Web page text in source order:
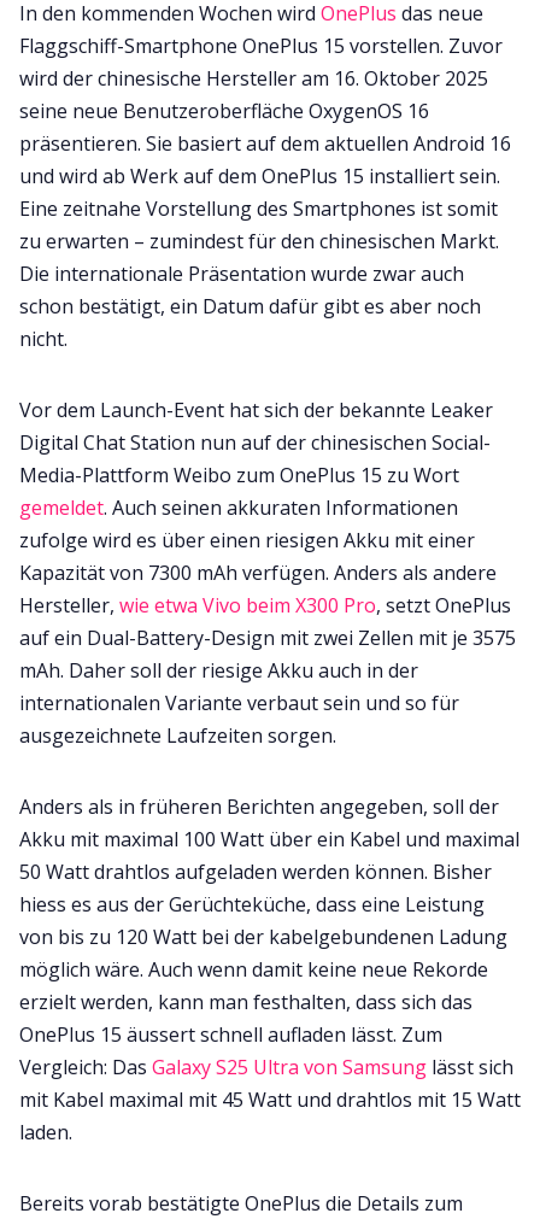
In den kommenden Wochen wird OnePlus das neue
Flaggschiff-Smartphone OnePlus 15 vorstellen. Zuvor
wird der chinesische Hersteller am 16. Oktober 2025
seine neue Benutzeroberfläche OxygenOS 16
präsentieren. Sie basiert auf dem aktuellen Android 16
und wird ab Werk auf dem OnePlus 15 installiert sein.
Eine zeitnahe Vorstellung des Smartphones ist somit
zu erwarten – zumindest für den chinesischen Markt.
Die internationale Präsentation wurde zwar auch
schon bestätigt, ein Datum dafür gibt es aber noch
nicht.
Vor dem Launch-Event hat sich der bekannte Leaker
Digital Chat Station nun auf der chinesischen Social-
Media-Plattform Weibo zum OnePlus 15 zu Wort
gemeldet. Auch seinen akkuraten Informationen
zufolge wird es über einen riesigen Akku mit einer
Kapazität von 7300 mAh verfügen. Anders als andere
Hersteller, wie etwa Vivo beim X300 Pro, setzt OnePlus
auf ein Dual-Battery-Design mit zwei Zellen mit je 3575
mAh. Daher soll der riesige Akku auch in der
internationalen Variante verbaut sein und so für
ausgezeichnete Laufzeiten sorgen.
Anders als in früheren Berichten angegeben, soll der
Akku mit maximal 100 Watt über ein Kabel und maximal
50 Watt drahtlos aufgeladen werden können. Bisher
hiess es aus der Gerüchteküche, dass eine Leistung
von bis zu 120 Watt bei der kabelgebundenen Ladung
möglich wäre. Auch wenn damit keine neue Rekorde
erzielt werden, kann man festhalten, dass sich das
OnePlus 15 äussert schnell aufladen lässt. Zum
Vergleich: Das Galaxy S25 Ultra von Samsung lässt sich
mit Kabel maximal mit 45 Watt und drahtlos mit 15 Watt
laden.
Bereits vorab bestätigte OnePlus die Details zum